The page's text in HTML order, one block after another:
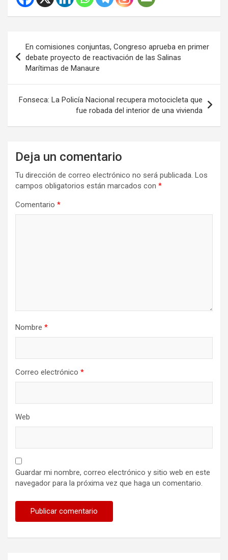
de
entradas
En comisiones conjuntas, Congreso aprueba en primer
debate proyecto de reactivación de las Salinas
Marítimas de Manaure
Fonseca: La Policía Nacional recupera motocicleta que
fue robada del interior de una vivienda
Deja un comentario
Tu dirección de correo electrónico no será publicada. Los
campos obligatorios están marcados con *
Comentario *
Nombre *
Correo electrónico *
Web
Guardar mi nombre, correo electrónico y sitio web en este
navegador para la próxima vez que haga un comentario.